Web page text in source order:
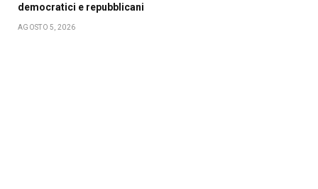
democratici e repubblicani
AGOSTO 5, 2026